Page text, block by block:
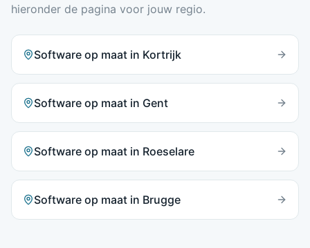
hieronder de pagina voor jouw regio.
Software op maat in Kortrijk
Software op maat in Gent
Software op maat in Roeselare
Software op maat in Brugge